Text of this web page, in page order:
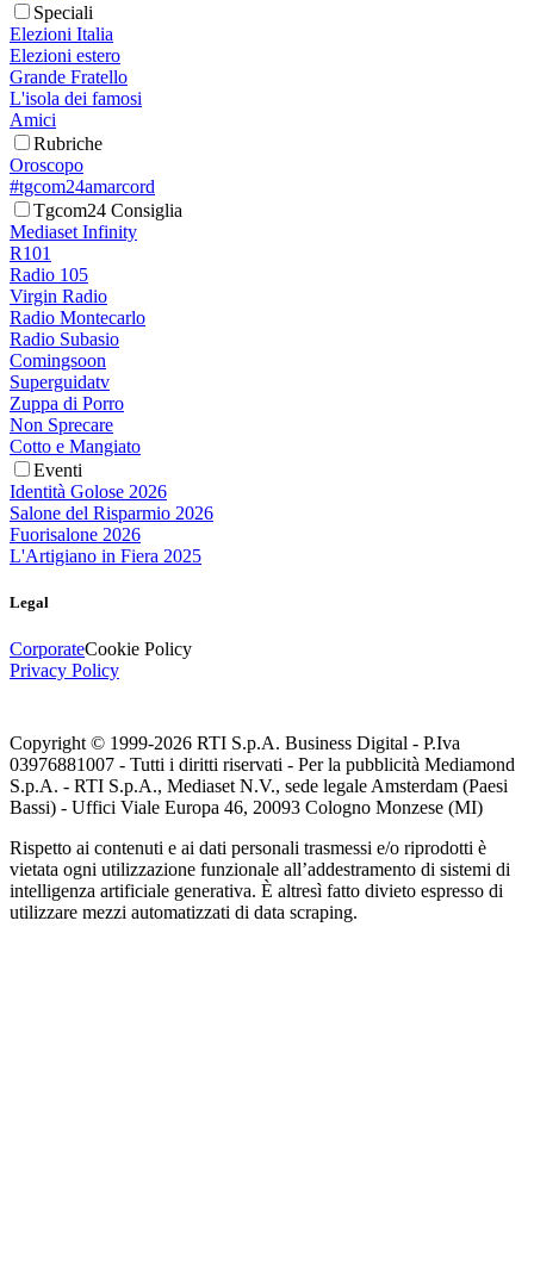
Speciali
Elezioni Italia
Elezioni estero
Grande Fratello
L'isola dei famosi
Amici
Rubriche
Oroscopo
#tgcom24amarcord
Tgcom24 Consiglia
Mediaset Infinity
R101
Radio 105
Virgin Radio
Radio Montecarlo
Radio Subasio
Comingsoon
Superguidatv
Zuppa di Porro
Non Sprecare
Cotto e Mangiato
Eventi
Identità Golose 2026
Salone del Risparmio 2026
Fuorisalone 2026
L'Artigiano in Fiera 2025
Legal
CorporateCookie Policy
Privacy Policy
Copyright © 1999-2026 RTI S.p.A. Business Digital - P.Iva
03976881007 - Tutti i diritti riservati - Per la pubblicità Mediamond
S.p.A. - RTI S.p.A., Mediaset N.V., sede legale Amsterdam (Paesi
Bassi) - Uffici Viale Europa 46, 20093 Cologno Monzese (MI)
Rispetto ai contenuti e ai dati personali trasmessi e/o riprodotti è
vietata ogni utilizzazione funzionale all’addestramento di sistemi di
intelligenza artificiale generativa. È altresì fatto divieto espresso di
utilizzare mezzi automatizzati di data scraping.